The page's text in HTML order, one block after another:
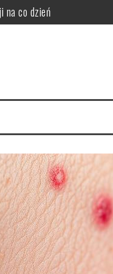
na co dzień
do sypialni
korzyści i ryzyka